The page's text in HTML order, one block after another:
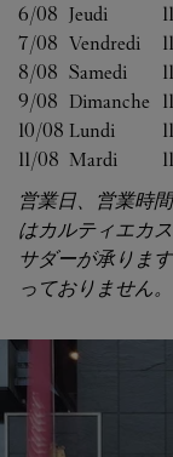
6/08 Jeudi
7/08 Vendredi
8/08 Samedi
9/08 Dimanche
10/08 Lundi
11/08 Mardi
営業日、営業時
はカルティエカ
サダーが承りま
っておりません。